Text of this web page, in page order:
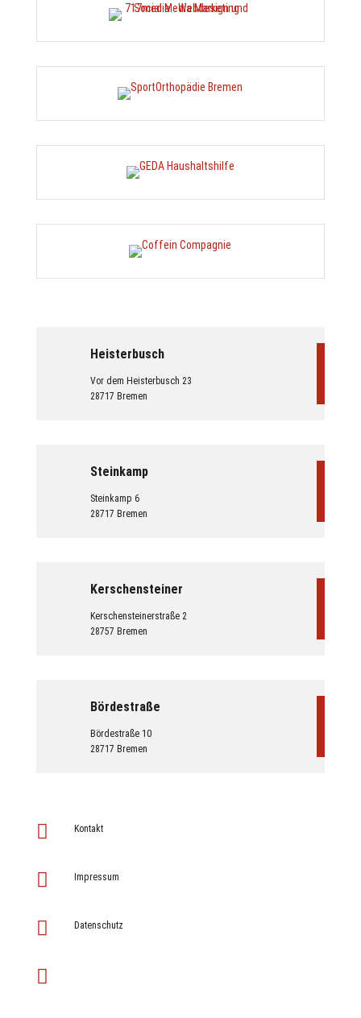
Heisterbusch
Vor dem Heisterbusch 23
28717 Bremen
Steinkamp
Steinkamp 6
28717 Bremen
Kerschensteiner
Kerschensteinerstraße 2
28757 Bremen
Bördestraße
Bördestraße 10
28717 Bremen
 Kontakt
 Impressum
 Datenschutz
